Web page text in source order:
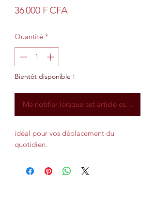
36 000 F CFA
Quantité *
Bientôt disponible !
Me notifier lorsque cet article est
idéal pour vos déplacement du
quotidien.